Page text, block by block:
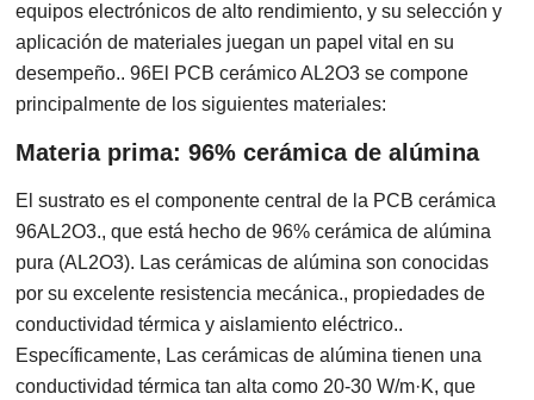
equipos electrónicos de alto rendimiento, y su selección y
aplicación de materiales juegan un papel vital en su
desempeño.. 96El PCB cerámico AL2O3 se compone
principalmente de los siguientes materiales:
Materia prima: 96% cerámica de alúmina
El sustrato es el componente central de la PCB cerámica
96AL2O3., que está hecho de 96% cerámica de alúmina
pura (AL2O3). Las cerámicas de alúmina son conocidas
por su excelente resistencia mecánica., propiedades de
conductividad térmica y aislamiento eléctrico..
Específicamente, Las cerámicas de alúmina tienen una
conductividad térmica tan alta como 20-30 W/m·K, que